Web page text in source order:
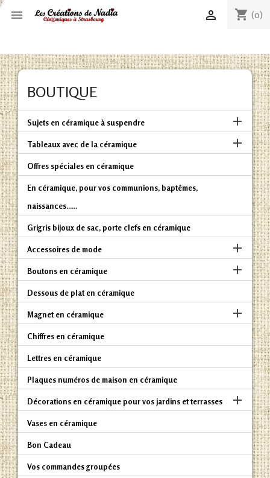
 shopping_cart (0)

BOUTIQUE
Sujets en céramique à suspendre 
Tableaux avec de la céramique 
Offres spéciales en céramique
En céramique, pour vos communions, baptêmes,
naissances......
Grigris bijoux de sac, porte clefs en céramique
Accessoires de mode 
Boutons en céramique 
Dessous de plat en céramique
Magnet en céramique 
Chiffres en céramique
Lettres en céramique
Plaques numéros de maison en céramique
Décorations en céramique pour vos jardins et terrasses 
Vases en céramique
Bon Cadeau
Vos commandes groupées